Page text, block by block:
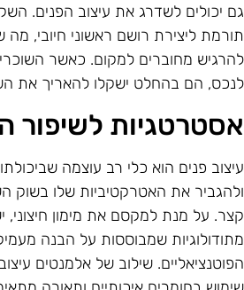
יכולים לשדרג את עיצוב הפנים.
ליצירת רושם ראשוני חיובי, מה
מחוברים למקום. כאשר
הם בהחלט ישקלו להאריך את
לשיפור
פנים הוא כלי רב עוצמה
את האטרקטיביות שלו בשוק
על מנת למקסם את מימון חיצוני,
שמבוססות על הבנה
שילוב של אלמנטים